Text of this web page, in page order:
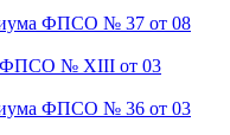
ФПСО № 37 от 08
ФПСО № XIII от 03
ФПСО № 36 от 03